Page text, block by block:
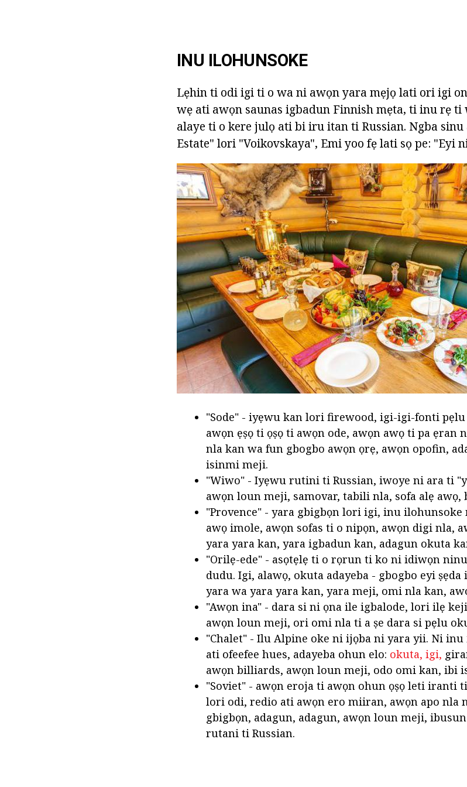
INU ILOHUNSOKE
Lẹhin ti odi igi ti o wa ni awọn yara mẹjọ lati ori igi
wẹ ati awọn saunas igbadun Finnish mẹta, ti inu rẹ ti
alaye ti o kere julọ ati bi iru itan ti Russian. Ngba
Estate" lori "Voikovskaya", Emi yoo fẹ lati sọ pe: "Eyi
"Sode" - iyẹwu kan lori firewood, igi-igi-fonti
awọn ẹṣọ ti ọṣọ ti awọn ode, awọn awọ ti pa ẹran
nla kan wa fun gbogbo awọn ọrẹ, awọn opofin,
isinmi meji.
"Wiwo" - Iyẹwu rutini ti Russian, iwoye ni ara ti
awọn loun meji, samovar, tabili nla, sofa alẹ awọ,
"Provence" - yara gbigbọn lori igi, inu ilohunsoke
awọ imole, awọn sofas ti o nipọn, awọn digi nla,
yara yara kan, yara igbadun kan, adagun okuta
"Orilẹ-ede" - asọtẹlẹ ti o rọrun ti ko ni idiwọn
dudu. Igi, alawọ, okuta adayeba - gbogbo eyi
yara wa yara yara kan, yara meji, omi nla kan,
"Awọn ina" - dara si ni ọna ile igbalode, lori ilẹ
awọn loun meji, ori omi nla ti a ṣe dara si pẹlu
"Chalet" - Ilu Alpine oke ni ijọba ni yara yii. Ni
ati ofeefee hues, adayeba ohun elo: okuta, igi,
awọn billiards, awọn loun meji, odo omi kan, ibi
"Soviet" - awọn eroja ti awọn ohun ọṣọ leti iranti
lori odi, redio ati awọn ero miiran, awọn apo nla
gbigbọn, adagun, adagun, awọn loun meji,
rutani ti Russian.